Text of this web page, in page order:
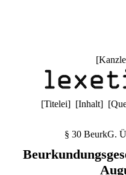
[
[Titelei] [Inhalt] [
§ 30 BeurkG.